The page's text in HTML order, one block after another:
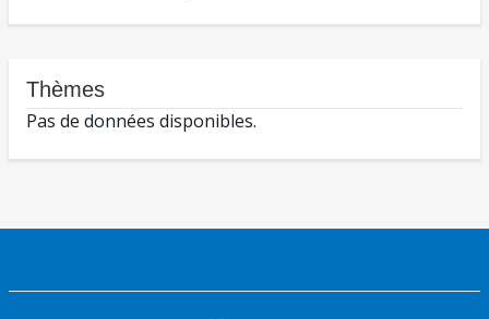
Thèmes
Pas de données disponibles.